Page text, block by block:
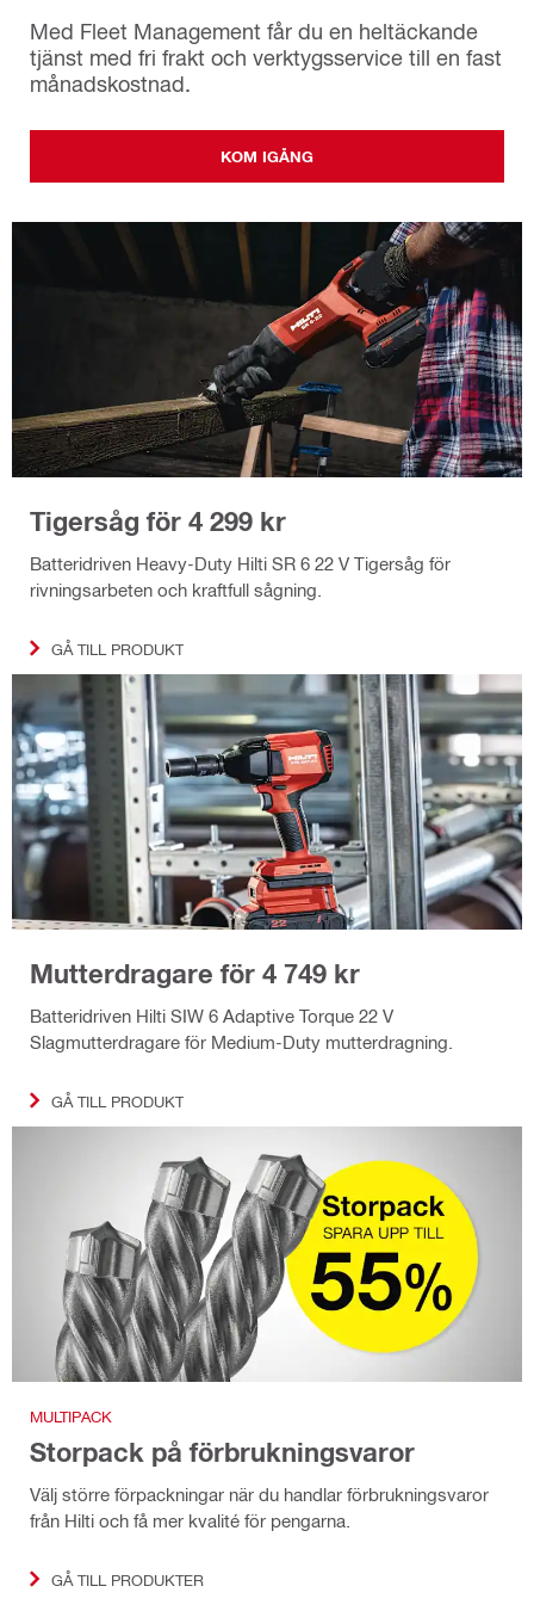
Med Fleet Management får du en heltäckande
tjänst med fri frakt och verktygsservice till en fast
månadskostnad.
KOM IGÅNG
Tigersåg för 4 299 kr
Batteridriven Heavy-Duty Hilti SR 6 22 V Tigersåg för
rivningsarbeten och kraftfull sågning.
GÅ TILL PRODUKT
Mutterdragare för 4 749 kr
Batteridriven Hilti SIW 6 Adaptive Torque 22 V
Slagmutterdragare för Medium-Duty mutterdragning.
GÅ TILL PRODUKT
MULTIPACK
Storpack på förbrukningsvaror
Välj större förpackningar när du handlar förbrukningsvaror
från Hilti och få mer kvalité för pengarna.
GÅ TILL PRODUKTER